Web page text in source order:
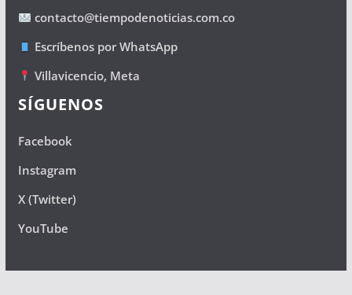
contacto@tiempodenoticias.com.co
Escríbenos por WhatsApp
Villavicencio, Meta
SÍGUENOS
Facebook
Instagram
X (Twitter)
YouTube